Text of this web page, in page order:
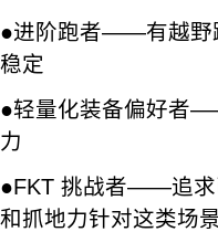
●进阶跑者——有越野
稳定
●轻量化装备偏好者
力
●FKT 挑战者——追求
和抓地力针对这类场